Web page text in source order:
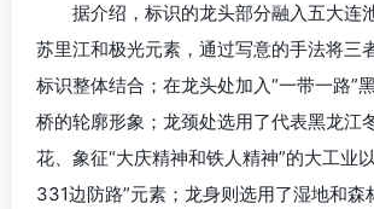
据介绍，标识的龙头部分融入五大连
苏里江和极光元素，通过写意的手法将三
标识整体结合；在龙头处加入“一带一路”
桥的轮廓形象；龙颈处选用了代表黑龙江
花、象征“大庆精神和铁人精神”的大工业
331边防路”元素；龙身则选用了湿地和森